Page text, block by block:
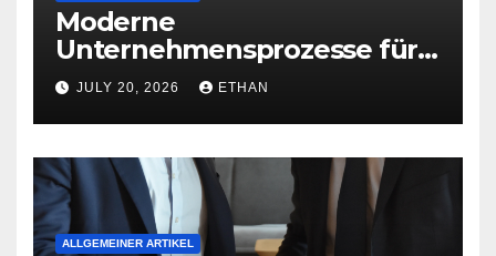
Moderne
Unternehmensprozesse für
nachhaltige
Betriebsentwicklung
JULY 20, 2026 ETHAN
ALLGEMEINER ARTIKEL